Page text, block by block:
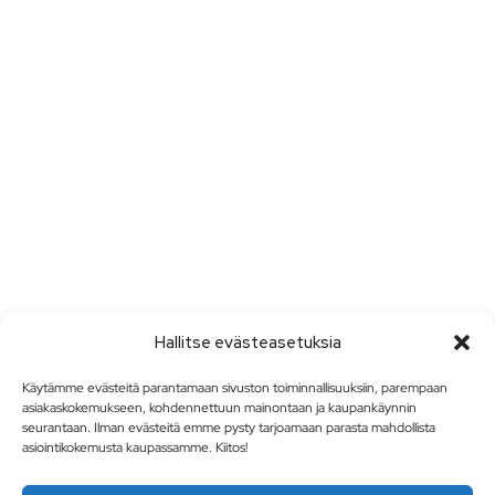
Hallitse evästeasetuksia
Käytämme evästeitä parantamaan sivuston toiminnallisuuksiin, parempaan
asiakaskokemukseen, kohdennettuun mainontaan ja kaupankäynnin
seurantaan. Ilman evästeitä emme pysty tarjoamaan parasta mahdollista
asiointikokemusta kaupassamme. Kiitos!